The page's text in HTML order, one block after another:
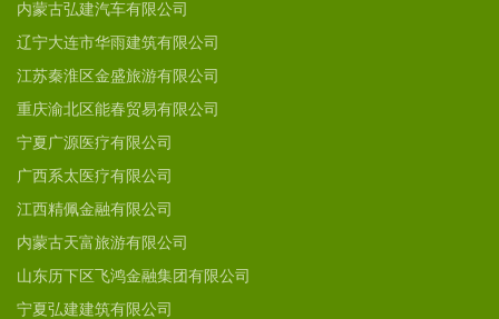
内蒙古弘建汽车有限公司
辽宁大连市华雨建筑有限公司
江苏秦淮区金盛旅游有限公司
重庆渝北区能春贸易有限公司
宁夏广源医疗有限公司
广西系太医疗有限公司
江西精佩金融有限公司
内蒙古天富旅游有限公司
山东历下区飞鸿金融集团有限公司
宁夏弘建建筑有限公司